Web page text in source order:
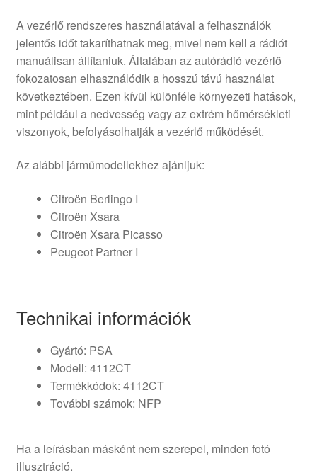
A vezérlő rendszeres használatával a felhasználók
jelentős időt takaríthatnak meg, mivel nem kell a rádiót
manuálisan állítaniuk. Általában az autórádió vezérlő
fokozatosan elhasználódik a hosszú távú használat
következtében. Ezen kívül különféle környezeti hatások,
mint például a nedvesség vagy az extrém hőmérsékleti
viszonyok, befolyásolhatják a vezérlő működését.
Az alábbi járműmodellekhez ajánljuk:
Citroën Berlingo I
Citroën Xsara
Citroën Xsara Picasso
Peugeot Partner I
Technikai információk
Gyártó: PSA
Modell: 4112CT
Termékkódok: 4112CT
További számok: NFP
Ha a leírásban másként nem szerepel, minden fotó
illusztráció.